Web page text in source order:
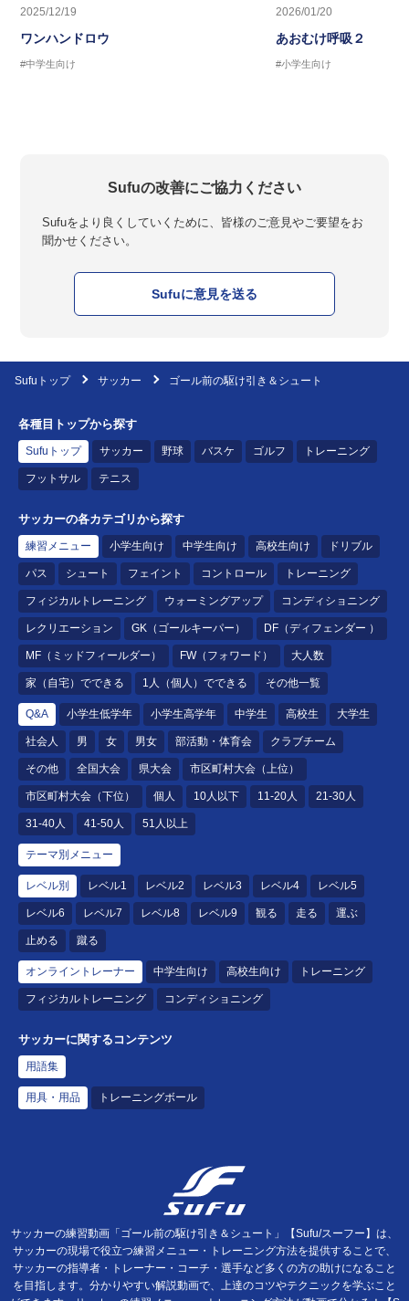
2025/12/19
ワンハンドロウ
#中学生向け
2026/01/20
あおむけ呼吸２
#小学生向け
Sufuの改善にご協力ください
Sufuをより良くしていくために、皆様のご意見やご要望をお
聞かせください。
Sufuに意見を送る
Sufuトップ サッカー ゴール前の駆け引き＆シュート
各種目トップから探す
Sufuトップ サッカー 野球 バスケ ゴルフ トレーニング
フットサル テニス
サッカーの各カテゴリから探す
練習メニュー 小学生向け 中学生向け 高校生向け ドリブル
パス シュート フェイント コントロール トレーニング
フィジカルトレーニング ウォーミングアップ コンディショニング
レクリエーション GK（ゴールキーパー） DF（ディフェンダー ）
MF（ミッドフィールダー） FW（フォワード） 大人数
家（自宅）でできる 1人（個人）でできる その他一覧
Q&A 小学生低学年 小学生高学年 中学生 高校生 大学生
社会人 男 女 男女 部活動・体育会 クラブチーム
その他 全国大会 県大会 市区町村大会（上位）
市区町村大会（下位） 個人 10人以下 11-20人 21-30人
31-40人 41-50人 51人以上
テーマ別メニュー
レベル別 レベル1 レベル2 レベル3 レベル4 レベル5
レベル6 レベル7 レベル8 レベル9 観る 走る 運ぶ
止める 蹴る
オンライントレーナー 中学生向け 高校生向け トレーニング
フィジカルトレーニング コンディショニング
サッカーに関するコンテンツ
用語集
用具・用品 トレーニングボール
サッカーの練習動画「ゴール前の駆け引き＆シュート」【Sufu/スーフー】は、
サッカーの現場で役立つ練習メニュー・トレーニング方法を提供することで、
サッカーの指導者・トレーナー・コーチ・選手など多くの方の助けになること
を目指します。分かりやすい解説動画で、上達のコツやテクニックを学ぶこと